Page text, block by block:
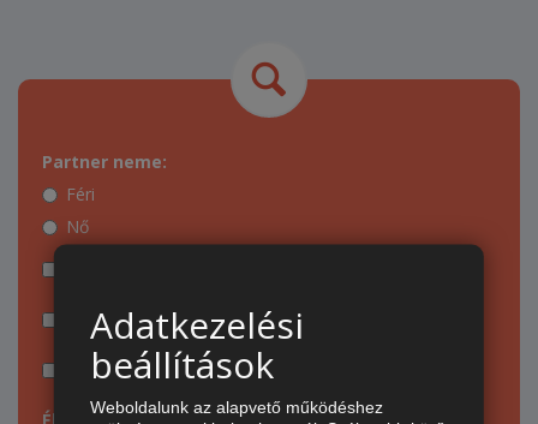
Partner neme:
Féri
Nő
Képpel rendelkezik
Adatkezelési
beállítások
Weboldalunk az alapvető működéshez